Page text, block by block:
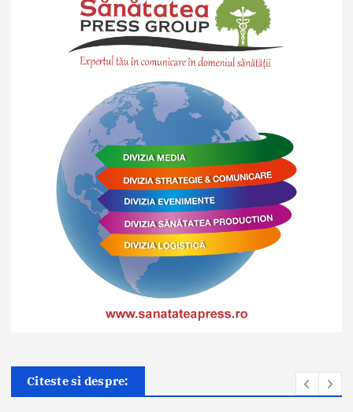
Citeste si despre: